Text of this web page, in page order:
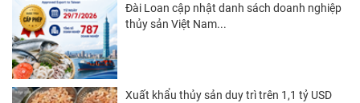
Đài Loan cập nhật danh sách doanh nghiệp
thủy sản Việt Nam...
Xuất khẩu thủy sản duy trì trên 1,1 tỷ USD